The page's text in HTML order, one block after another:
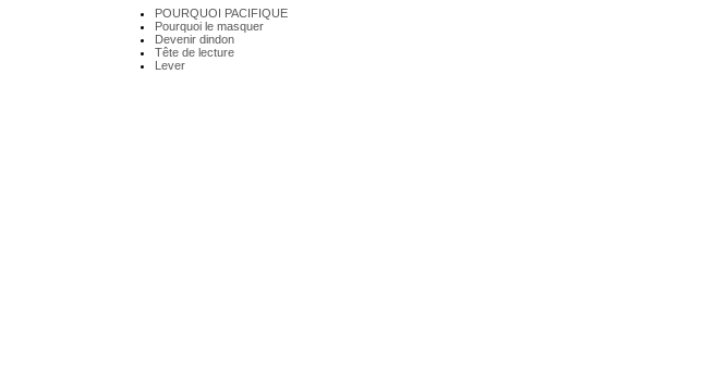
POURQUOI PACIFIQUE
Pourquoi le masquer
Devenir dindon
Tête de lecture
Lever